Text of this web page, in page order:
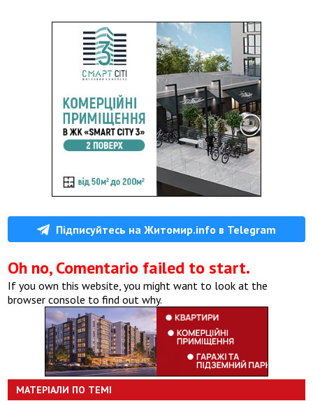
Підписуйтесь на Житомир.info в Telegram
Oh no, Comentario failed to start.
If you own this website, you might want to look at the
browser console to find out why.
МАТЕРІАЛИ ПО ТЕМІ